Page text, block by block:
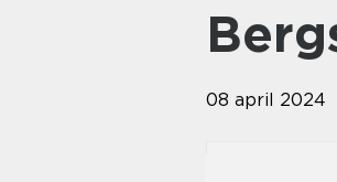
08 april 2024